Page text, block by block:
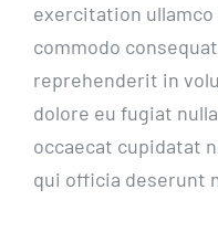
exercitation
commodo
reprehenderit in
dolore eu fugiat
occaecat cupidatat
qui officia deserunt